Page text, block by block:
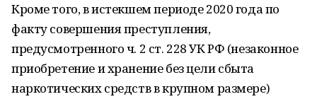
Кроме того, в истекшем периоде 2020 года по
факту совершения преступления,
предусмотренного ч. 2 ст. 228 УК РФ (незаконное
приобретение и хранение без цели сбыта
наркотических средств в крупном размере)